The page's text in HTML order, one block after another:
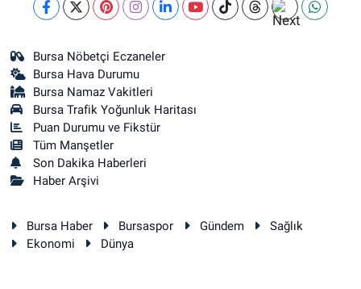
Bursa Nöbetçi Eczaneler
Bursa Hava Durumu
Bursa Namaz Vakitleri
Bursa Trafik Yoğunluk Haritası
Puan Durumu ve Fikstür
Tüm Manşetler
Son Dakika Haberleri
Haber Arşivi
Bursa Haber Bursaspor Gündem
Sağlık
Ekonomi
Dünya